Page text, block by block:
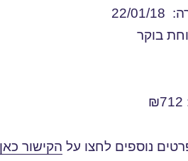
18
בוקר
נוספים לחצו על הקישור